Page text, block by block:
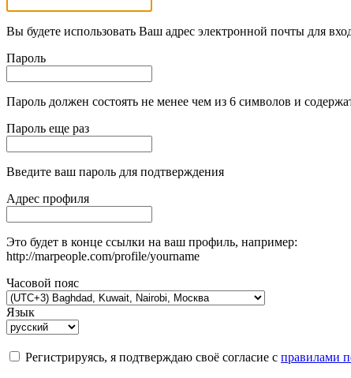
Вы будете использовать Ваш адрес электронной почты для
Пароль
Пароль должен состоять не менее чем из 6 символов и
Пароль еще раз
Введите ваш пароль для подтверждения
Адрес профиля
Это будет в конце ссылки на ваш профиль, например:
http://marpeople.com/profile/yourname
Часовой пояс
Язык
Регистрируясь, я подтверждаю своё согласие с правилами